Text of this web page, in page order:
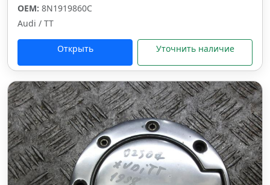
OEM: 8N1919860C
Audi / TT
Открыть Уточнить наличие